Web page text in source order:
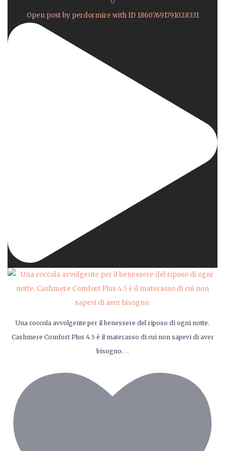
Open post by perdormire with ID 18607691791028331
Una coccola avvolgente per il benessere del riposo di ogni notte.
Cashmere Comfort Plus 4.5 è il materasso di cui non sapevi di aver
bisogno. ...